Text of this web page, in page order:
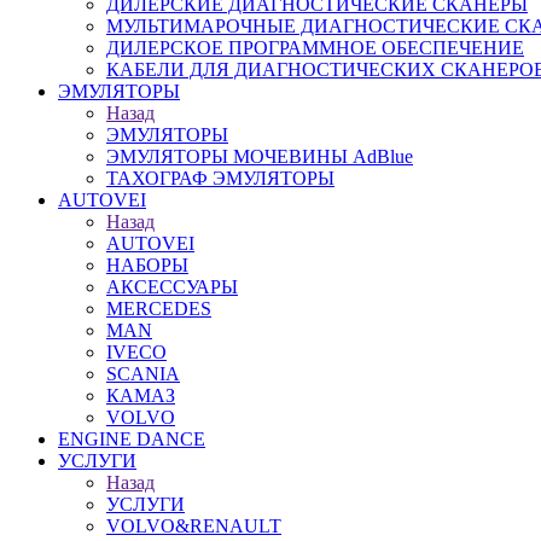
ДИЛЕРСКИЕ ДИАГНОСТИЧЕСКИЕ СКАНЕРЫ
МУЛЬТИМАРОЧНЫЕ ДИАГНОСТИЧЕСКИЕ
ДИЛЕРСКОЕ ПРОГРАММНОЕ ОБЕСПЕЧЕНИЕ
КАБЕЛИ ДЛЯ ДИАГНОСТИЧЕСКИХ
ЭМУЛЯТОРЫ
Назад
ЭМУЛЯТОРЫ
ЭМУЛЯТОРЫ МОЧЕВИНЫ АdBlue
ТАХОГРАФ ЭМУЛЯТОРЫ
AUTOVEI
Назад
AUTOVEI
НАБОРЫ
АКСЕССУАРЫ
MERCEDES
MAN
IVECO
SCANIA
КАМАЗ
VOLVO
ENGINE DANCE
УСЛУГИ
Назад
УСЛУГИ
VOLVO&RENAULT